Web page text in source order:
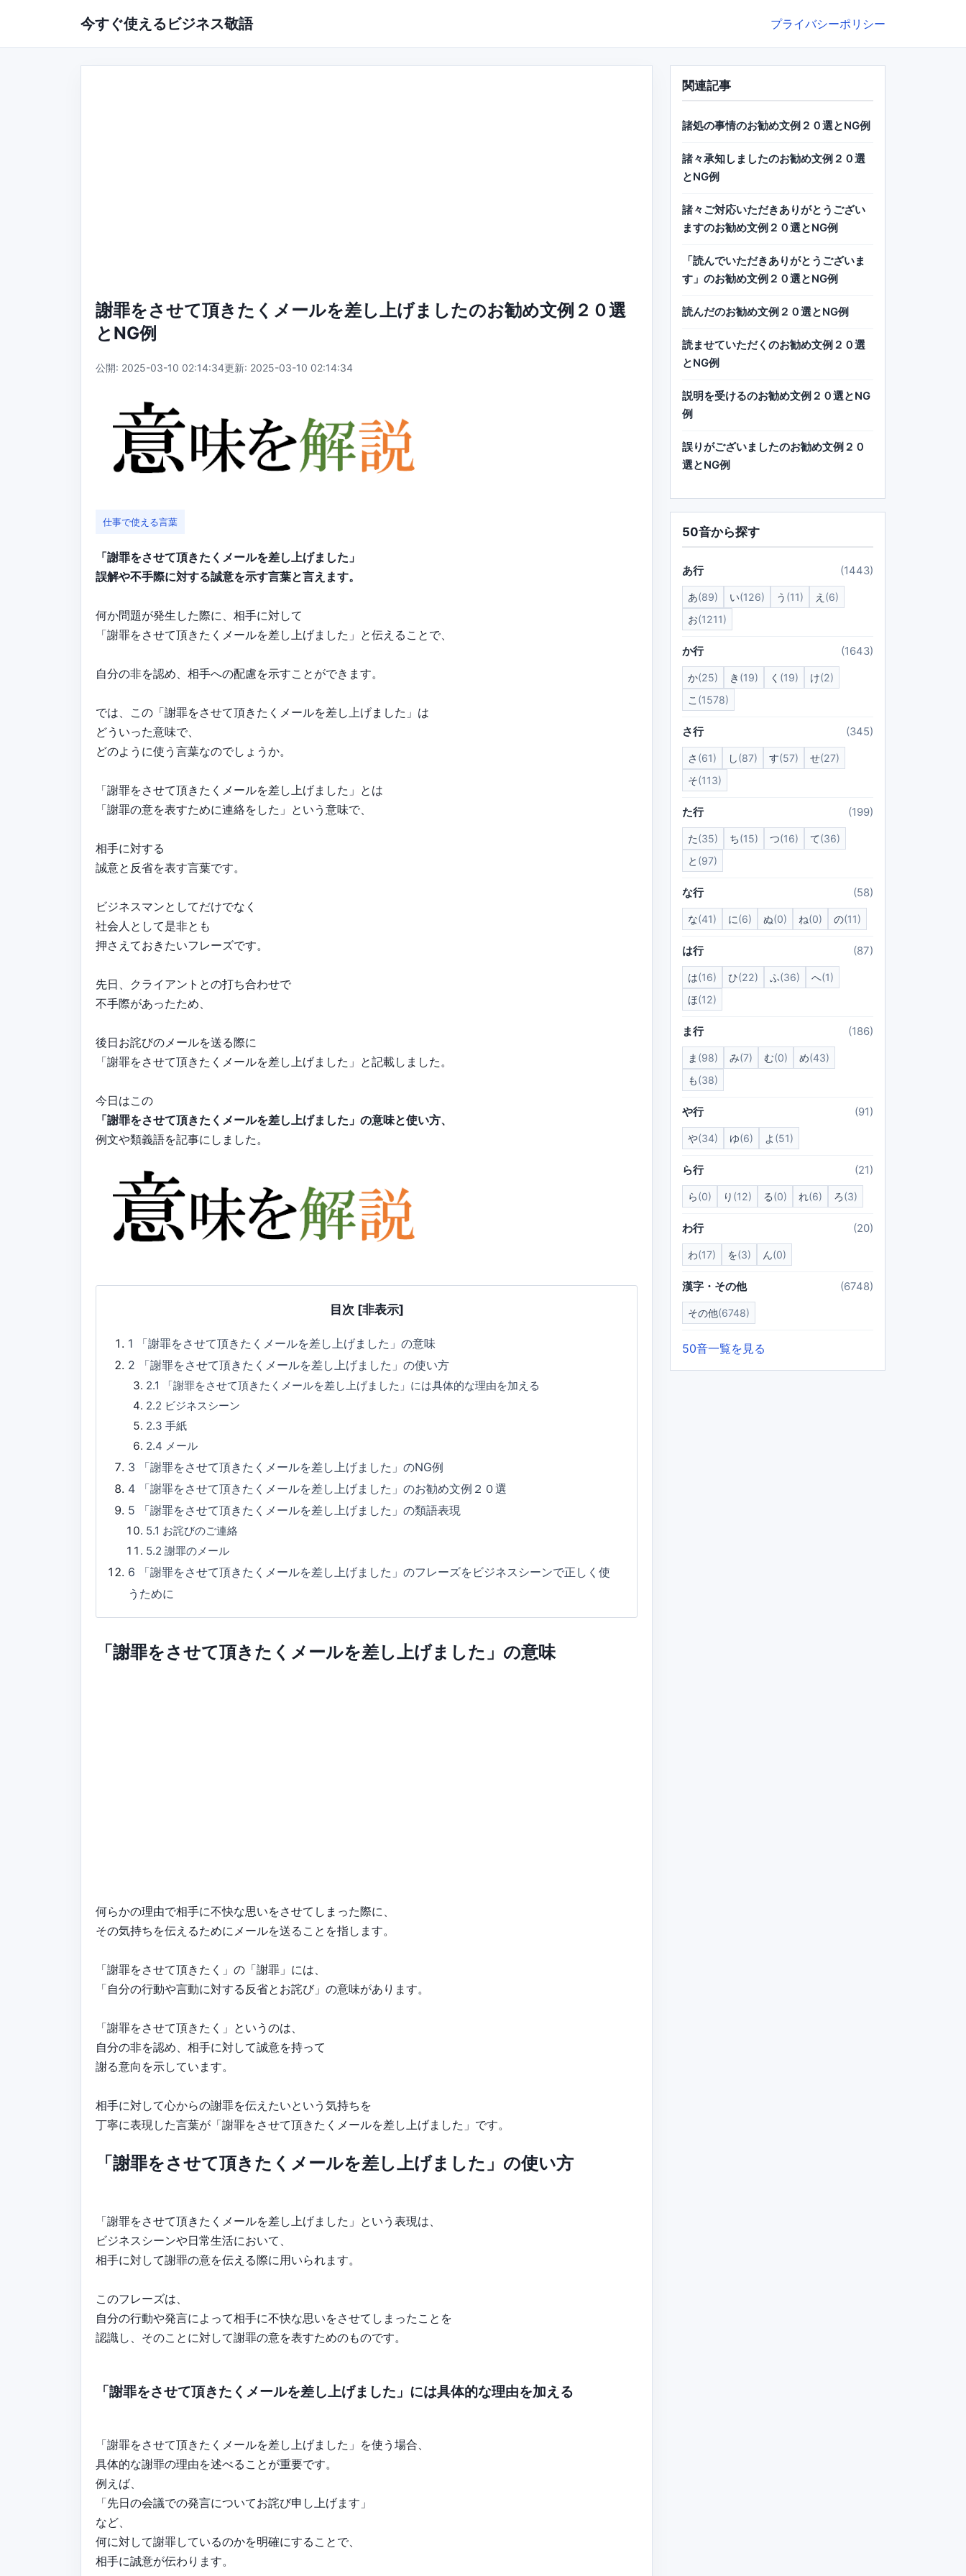
今すぐ使えるビジネス敬語 プライバシーポリシー
謝罪をさせて頂きたくメールを差し上げましたのお勧め文例２０選
とNG例
公開: 2025-03-10 02:14:34更新: 2025-03-10 02:14:34
仕事で使える言葉
「謝罪をさせて頂きたくメールを差し上げました」
誤解や不手際に対する誠意を示す言葉と言えます。
何か問題が発生した際に、相手に対して
「謝罪をさせて頂きたくメールを差し上げました」と伝えることで、
自分の非を認め、相手への配慮を示すことができます。
では、この「謝罪をさせて頂きたくメールを差し上げました」は
どういった意味で、
どのように使う言葉なのでしょうか。
「謝罪をさせて頂きたくメールを差し上げました」とは
「謝罪の意を表すために連絡をした」という意味で、
相手に対する
誠意と反省を表す言葉です。
ビジネスマンとしてだけでなく
社会人として是非とも
押さえておきたいフレーズです。
先日、クライアントとの打ち合わせで
不手際があったため、
後日お詫びのメールを送る際に
「謝罪をさせて頂きたくメールを差し上げました」と記載しました。
今日はこの
「謝罪をさせて頂きたくメールを差し上げました」の意味と使い方、
例文や類義語を記事にしました。
目次 [非表示]
1
「謝罪をさせて頂きたくメールを差し上げました」の意味
2
「謝罪をさせて頂きたくメールを差し上げました」の使い方
2.1
「謝罪をさせて頂きたくメールを差し上げました」には具体的な理由を加える
2.2 ビジネスシーン
2.3 手紙
2.4 メール
3
「謝罪をさせて頂きたくメールを差し上げました」のNG例
4
「謝罪をさせて頂きたくメールを差し上げました」のお勧め文例２０選
5
「謝罪をさせて頂きたくメールを差し上げました」の類語表現
5.1 お詫びのご連絡
5.2 謝罪のメール
6
「謝罪をさせて頂きたくメールを差し上げました」のフレーズをビジネスシーンで正しく使
うために
「謝罪をさせて頂きたくメールを差し上げました」の意味
何らかの理由で相手に不快な思いをさせてしまった際に、
その気持ちを伝えるためにメールを送ることを指します。
「謝罪をさせて頂きたく」の「謝罪」には、
「自分の行動や言動に対する反省とお詫び」の意味があります。
「謝罪をさせて頂きたく」というのは、
自分の非を認め、相手に対して誠意を持って
謝る意向を示しています。
相手に対して心からの謝罪を伝えたいという気持ちを
丁寧に表現した言葉が「謝罪をさせて頂きたくメールを差し上げました」です。
「謝罪をさせて頂きたくメールを差し上げました」の使い方
「謝罪をさせて頂きたくメールを差し上げました」という表現は、
ビジネスシーンや日常生活において、
相手に対して謝罪の意を伝える際に用いられます。
このフレーズは、
自分の行動や発言によって相手に不快な思いをさせてしまったことを
認識し、そのことに対して謝罪の意を表すためのものです。
「謝罪をさせて頂きたくメールを差し上げました」には具体的な理由を加える
「謝罪をさせて頂きたくメールを差し上げました」を使う場合、
具体的な謝罪の理由を述べることが重要です。
例えば、
「先日の会議での発言についてお詫び申し上げます」
など、
何に対して謝罪しているのかを明確にすることで、
相手に誠意が伝わります。
関連記事
諸処の事情のお勧め文例２０選とNG例
諸々承知しましたのお勧め文例２０選
とNG例
諸々ご対応いただきありがとうござい
ますのお勧め文例２０選とNG例
「読んでいただきありがとうございま
す」のお勧め文例２０選とNG例
読んだのお勧め文例２０選とNG例
読ませていただくのお勧め文例２０選
とNG例
説明を受けるのお勧め文例２０選とNG
例
誤りがございましたのお勧め文例２０
選とNG例
50音から探す
あ行 (1443)
あ(89) い(126) う (11) え (6)
お(1211)
か行 (1643)
か(25) き (19) く (19) け(2)
こ (1578)
さ行 (345)
さ (61) し(87) す(57) せ(27)
そ(113)
た行 (199)
た(35) ち(15) つ(16) て(36)
と (97)
な行 (58)
な(41) に(6) ぬ(0) ね(0) の(11)
は行 (87)
は(16) ひ(22) ふ(36) へ(1)
ほ(12)
ま行 (186)
ま (98) み(7) む(0) め(43)
も(38)
や行 (91)
や(34) ゆ(6) よ (51)
ら行 (21)
ら(0) り (12) る(0) れ(6) ろ(3)
わ行 (20)
わ(17) を(3) ん(0)
漢字・その他 (6748)
その他(6748)
50音一覧を見る